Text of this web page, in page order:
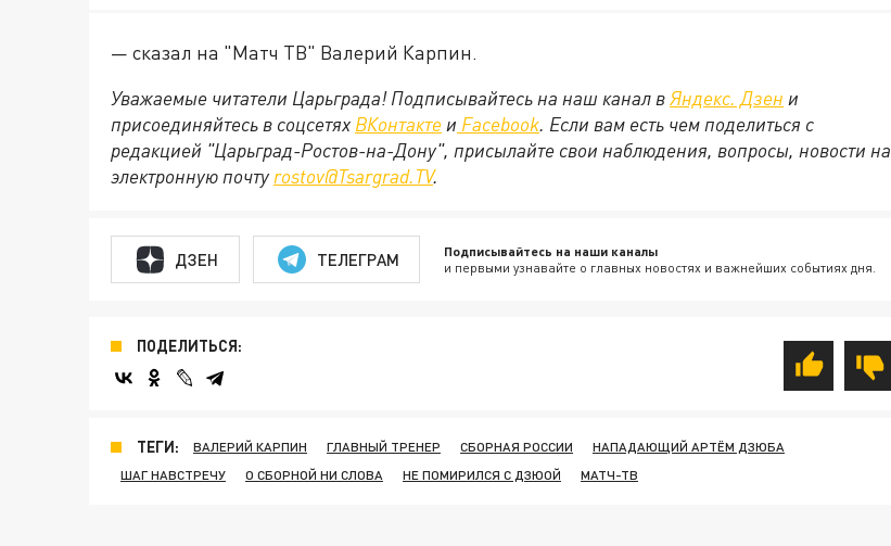
— сказал на "Матч ТВ" Валерий Карпин.
Уважаемые читатели Царьграда! Подписывайтесь на наш канал вЯндекс. Дзен и
присоединяйтесь в соцсетях ВКонтакте и Facebook. Если вам есть чем поделиться с
редакцией "Царьград-Ростов-на-Дону", присылайте свои наблюдения, вопросы, новости на
электронную почту rostov@Tsargrad.ТV.
ДЗЕН ТЕЛЕГРАМ Подписывайтесь на наши каналы
и первыми узнавайте о главных новостях и важнейших событиях дня.
ПОДЕЛИТЬСЯ:
ТЕГИ: ВАЛЕРИЙ КАРПИН ГЛАВНЫЙ ТРЕНЕР СБОРНАЯ РОССИИ
НАПАДАЮЩИЙ АРТЁМ ДЗЮБА
ШАГ НАВСТРЕЧУ
О СБОРНОЙ НИ СЛОВА НЕ ПОМИРИЛСЯ С ДЗЮОЙ МАТЧ-ТВ